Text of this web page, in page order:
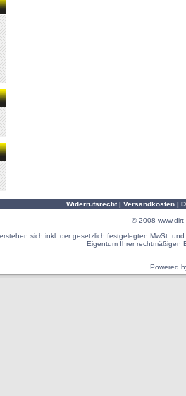
Widerrufsrecht | Versandkosten |
© 2008
sich inkl. der gesetzlich festgelegten MwSt.
Eigentum Ihrer rechtmäßigen
Powered